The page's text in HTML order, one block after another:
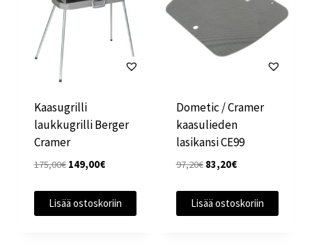
Kaasugrilli
laukkugrilli Berger
Cramer
175,00€ Alkuperäinen
149,00€Nykyinen
149,00€.
Lisää ostoskoriin
Dometic / Cramer
kaasulieden
lasikansi CE99
97,20€ Alkuperäinen
83,20€Nykyinen
Lisää ostoskoriin